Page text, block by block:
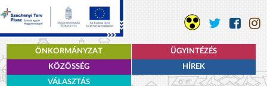
ÖNKORMÁNYZAT
ÜGYINTÉZÉS
KÖZÖSSÉG
HÍREK
VÁLASZTÁS